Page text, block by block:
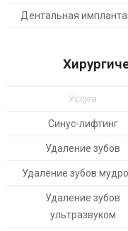
Дентальная
Услуга
Синус-лифтинг
Удаление зубов
Удаление зубов
Удаление зубов
ультразвуком